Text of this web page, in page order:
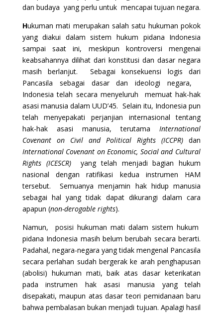
dan budaya yang perlu untuk mencapai tujuan negara.
Hukuman mati merupakan salah satu hukuman pokok
yang diakui dalam sistem hukum pidana Indonesia
sampai saat ini, meskipun kontroversi mengenai
keabsahannya dilihat dari konstitusi dan dasar negara
masih berlanjut. Sebagai konsekuensi logis dari
Pancasila sebagai dasar dan ideologi negara,
Indonesia telah secara menyeluruh memuat hak-hak
asasi manusia dalam UUD’45. Selain itu, Indonesia pun
telah menyepakati perjanjian internasional tentang
hak-hak asasi manusia, terutama International
Covenant on Civil and Political Rights (ICCPR)dan
International Covenant on Economic, Social and Cultural
Rights (ICESCR)yang telah menjadi bagian hukum
nasional dengan ratifikasi kedua instrumen HAM
tersebut. Semuanya menjamin hak hidup manusia
sebagai hal yang tidak dapat dikurangi dalam cara
apapun (non-derogable rights).
Namun, posisi hukuman mati dalam sistem hukum
pidana Indonesia masih belum berubah secara berarti.
Padahal, negara-negara yang tidak mengenal Pancasila
secara perlahan sudah bergerak ke arah penghapusan
(abolisi) hukuman mati, baik atas dasar keterikatan
pada instrumen hak asasi manusia yang telah
disepakati, maupun atas dasar teori pemidanaan baru
bahwa pembalasan bukan menjadi tujuan. Apalagi hasil